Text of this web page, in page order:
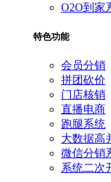
O2O到家
特色功能
会员分销
拼团砍价
门店核销
直播电商
跑腿系统
大数据高
微信分销
系统二次